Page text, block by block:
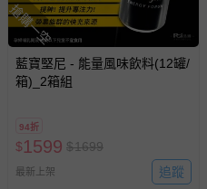
搶購一空
藍寶堅尼 - 能量風味飲料(12罐/
箱)_2箱組
94折
$1599 $1699
最新上架 追蹤